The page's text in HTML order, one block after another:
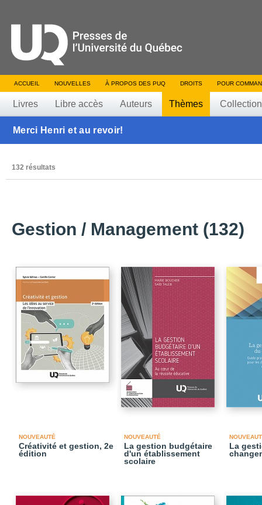
ACCUEIL NOUVELLES À PROPOS DES PUQ DROITS POUR
Livres Libre accès Auteurs Thèmes
Merci Henri et au revoir!
132 résultats
Gestion / Management (132)
NOUVEAUTÉ
Créativité et gestion, 2e
édition
NOUVEAUTÉ
La gestion budgétaire
d'un établissement
scolaire
La